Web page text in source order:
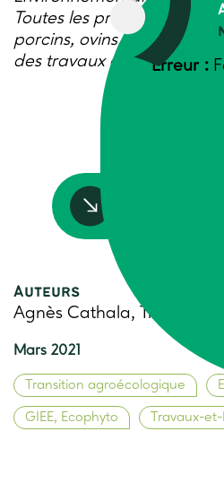
Erreur :
Toutes les productions
porcins, ovins, caprins,
des travaux de quelques
Auteurs
Agnès Cathala, Trame
Mars 2021
Transition agroécologique
GIEE, Ecophyto Travaux-